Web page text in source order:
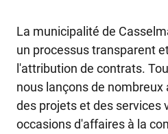
La municipalité de
un processus transparent
l'attribution de contrats.
nous lançons de
des projets et des services
occasions d'affaires à la